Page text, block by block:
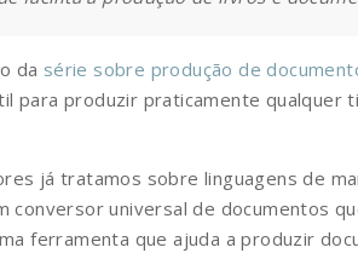
da série sobre produção de
para produzir praticamente qualquer
já tratamos sobre linguagens de
conversor universal de documentos
ferramenta que ajuda a produzir